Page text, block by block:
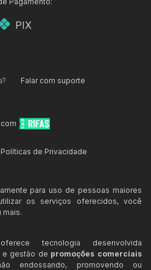
PIX
Falar com suporte
Políticas de Privacidade
para uso de pessoas maiores
os serviços oferecidos, você
mais.
tecnologia desenvolvida
e gestão de promoções comerciais
endossando, promovendo ou